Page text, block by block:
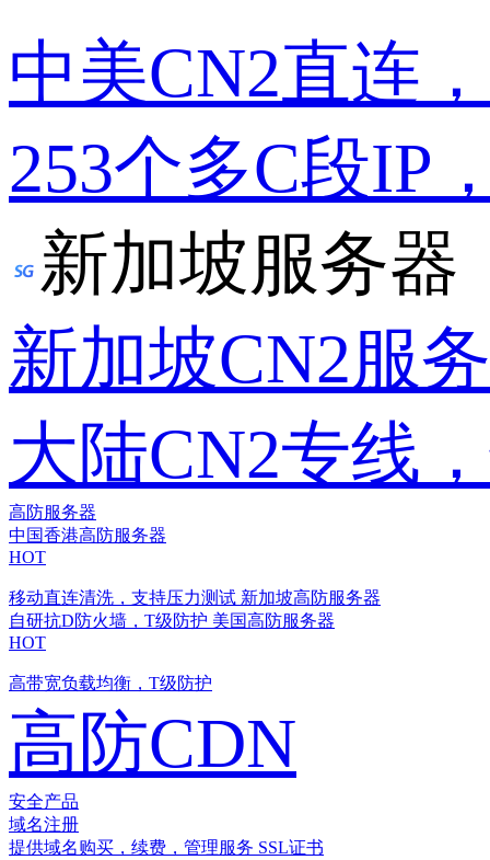
中美CN2直连
253个多C段IP
新加坡服务器
新加坡CN2服
大陆CN2专线
高防服务器
中国香港高防服务器
HOT
移动直连清洗，支持压力测试 新加坡高防服务器
自研抗D防火墙，T级防护 美国高防服务器
HOT
高带宽负载均衡，T级防护
高防CDN
安全产品
域名注册
提供域名购买，续费，管理服务 SSL证书